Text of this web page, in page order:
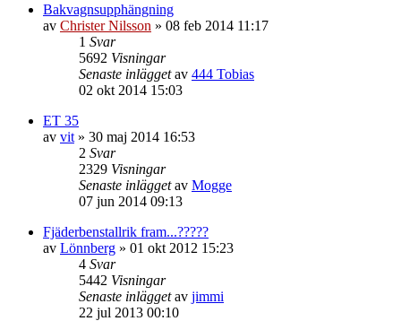
Bakvagnsupphängning
av Christer Nilsson » 08 feb 2014 11:17
1 Svar
5692 Visningar
Senaste inläggetav 444 Tobias
02 okt 2014 15:03
ET 35
av vit » 30 maj 2014 16:53
2 Svar
2329 Visningar
Senaste inläggetav Mogge
07 jun 2014 09:13
Fjäderbenstallrik fram...?????
av Lönnberg » 01 okt 2012 15:23
4 Svar
5442 Visningar
Senaste inläggetav jimmi
22 jul 2013 00:10